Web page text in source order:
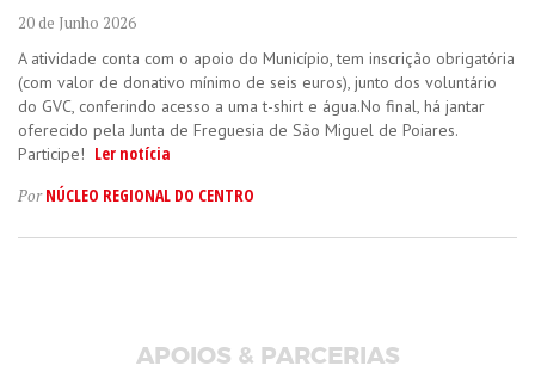
20 de Junho 2026
A atividade conta com o apoio do Município, tem inscrição obrigatória
(com valor de donativo mínimo de seis euros), junto dos voluntário
do GVC, conferindo acesso a uma t-shirt e água.No final, há jantar
oferecido pela Junta de Freguesia de São Miguel de Poiares.
Participe! Ler notícia
PorNÚCLEO REGIONAL DO CENTRO
APOIOS & PARCERIAS